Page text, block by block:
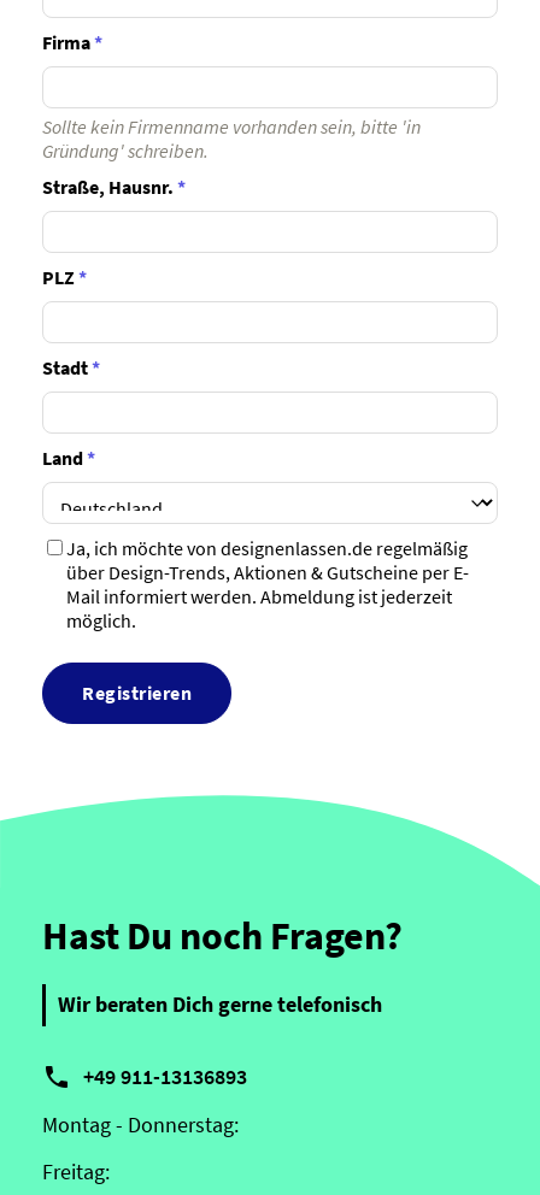
Firma*
Sollte kein Firmenname vorhanden sein, bitte 'in
Gründung' schreiben.
Straße, Hausnr. *
PLZ*
Stadt*
Land*
Ja, ich möchte von designenlassen.de regelmäßig
über Design-Trends, Aktionen & Gutscheine per E-
Mail informiert werden. Abmeldung ist jederzeit
möglich.
Registrieren
Hast Du noch Fragen?
Wir beraten Dich gerne telefonisch
 +49 911-13136893
Montag - Donnerstag:
Freitag: